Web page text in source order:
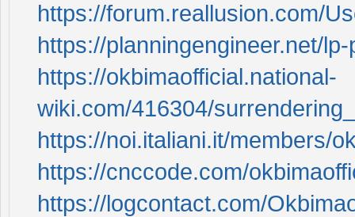
https://forum.reallusion.com/
https://planningengineer.net/lp-
https://okbimaofficial.national-
wiki.com/416304/
https://noi.italiani.it/members/
https://cnccode.com/
https://logcontact.com/